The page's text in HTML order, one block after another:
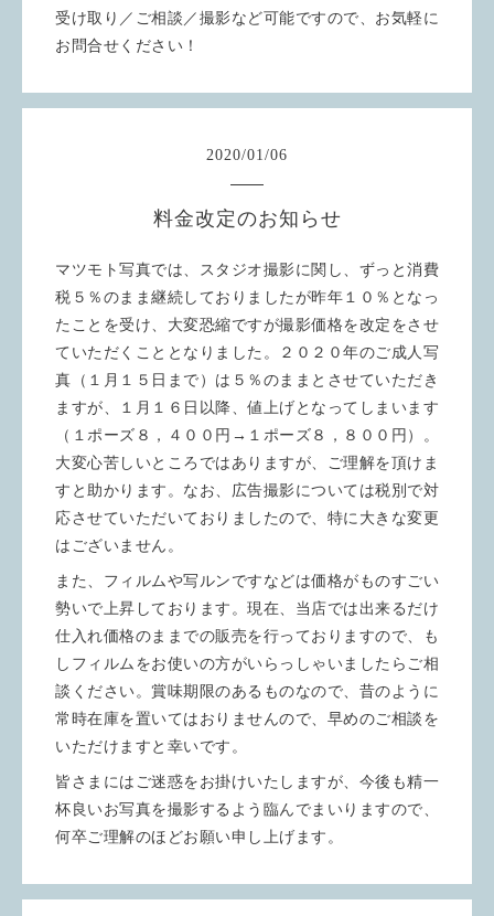
受け取り／ご相談／撮影など可能ですので、お気軽に
お問合せください！
2020/01/06
料金改定のお知らせ
マツモト写真では、スタジオ撮影に関し、ずっと消費
税５％のまま継続しておりましたが昨年１０％となっ
たことを受け、大変恐縮ですが撮影価格を改定をさせ
ていただくこととなりました。２０２０年のご成人写
真（１月１５日まで）は５％のままとさせていただき
ますが、１月１６日以降、値上げとなってしまいます
（１ポーズ８，４００円→１ポーズ８，８００円）。
大変心苦しいところではありますが、ご理解を頂けま
すと助かります。なお、広告撮影については税別で対
応させていただいておりましたので、特に大きな変更
はございません。
また、フィルムや写ルンですなどは価格がものすごい
勢いで上昇しております。現在、当店では出来るだけ
仕入れ価格のままでの販売を行っておりますので、も
しフィルムをお使いの方がいらっしゃいましたらご相
談ください。賞味期限のあるものなので、昔のように
常時在庫を置いてはおりませんので、早めのご相談を
いただけますと幸いです。
皆さまにはご迷惑をお掛けいたしますが、今後も精一
杯良いお写真を撮影するよう臨んでまいりますので、
何卒ご理解のほどお願い申し上げます。